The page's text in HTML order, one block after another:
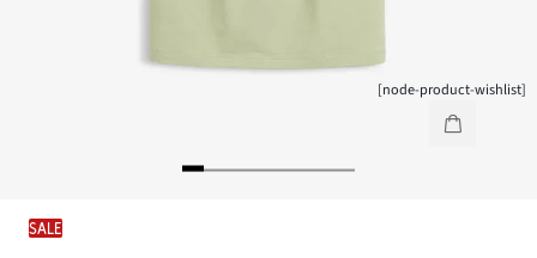
[node-product-wishlist]
SALE